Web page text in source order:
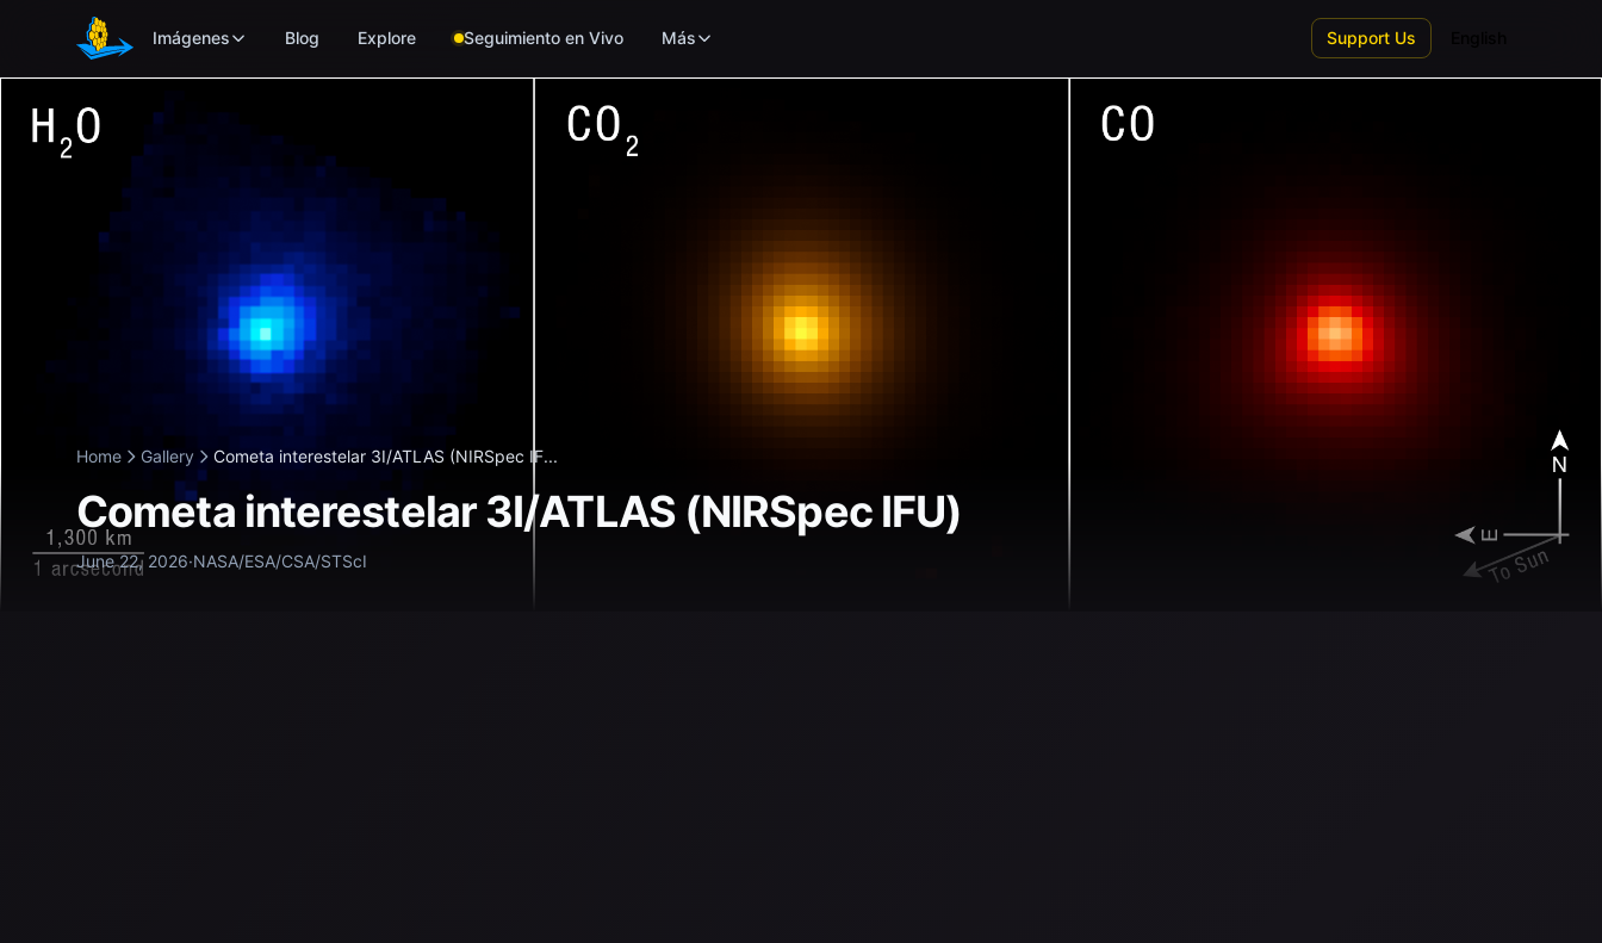
Skip to main content
Imágenes Blog Explore Seguimiento en Vivo Más Support Us
Home Gallery Cometa interestelar 3I/ATLAS (NIRSpec IF...
Cometa interestelar 3I/ATLAS (NIRSpec IFU)
June 22, 2026·NASA/ESA/CSA/STScI